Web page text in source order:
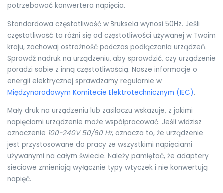
potrzebować konwertera napięcia.
Standardowa częstotliwość w Bruksela wynosi 50Hz. Jeśli
częstotliwość ta różni się od częstotliwości używanej w Twoim
kraju, zachowaj ostrożność podczas podłączania urządzeń.
Sprawdź nadruk na urządzeniu, aby sprawdzić, czy urządzenie
poradzi sobie z inną częstotliwością. Nasze informacje o
energii elektrycznej sprawdzamy regularnie w
Międzynarodowym Komitecie Elektrotechnicznym (IEC).
Mały druk na urządzeniu lub zasilaczu wskazuje, z jakimi
napięciami urządzenie może współpracować. Jeśli widzisz
oznaczenie 100-240V 50/60 Hz, oznacza to, że urządzenie
jest przystosowane do pracy ze wszystkimi napięciami
używanymi na całym świecie. Należy pamiętać, że adaptery
sieciowe zmieniają wyłącznie typy wtyczek i nie konwertują
napięć.